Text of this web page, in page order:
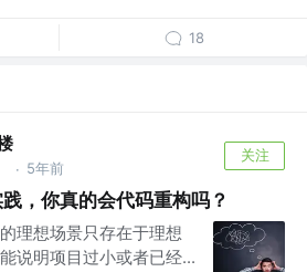
18
· 5年前
关注
，你真的会代码重构吗？
理想场景只存在于理想
说明项目过小或者已经...